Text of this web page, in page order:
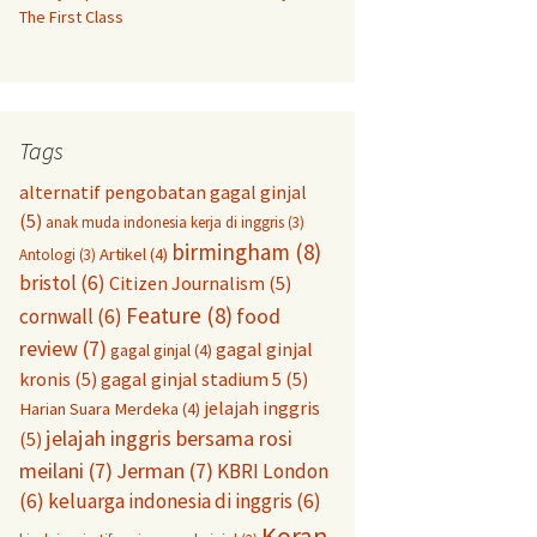
The First Class
Tags
alternatif pengobatan gagal ginjal
(5) anak muda indonesia kerja di inggris(3)
Antologi (3) Artikel(4) birmingham (8)
bristol (6) Citizen Journalism (5)
cornwall (6) Feature (8) food
review (7) gagal ginjal(4) gagal ginjal
kronis (5) gagal ginjal stadium 5 (5)
Harian Suara Merdeka (4) jelajah inggris
(5) jelajah inggris bersama rosi
meilani (7) Jerman (7) KBRI London
(6) keluarga indonesia di inggris(6)